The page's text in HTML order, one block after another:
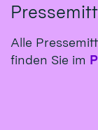
Alle
finden Sie im